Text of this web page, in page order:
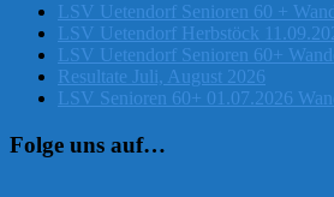
LSV Uetendorf Senioren 60 +
LSV Uetendorf Herbstöck
LSV Uetendorf Senioren 60+
Resultate Juli, August 2026
LSV Senioren 60+ 01.07.2026
Folge uns auf…